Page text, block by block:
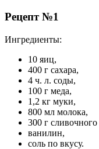
Рецепт №1
Ингредиенты:
10 яиц,
400 г сахара,
4 ч. л. соды,
100 г меда,
1,2 кг муки,
800 мл молока,
300 г сливочного
ванилин,
соль по вкусу.